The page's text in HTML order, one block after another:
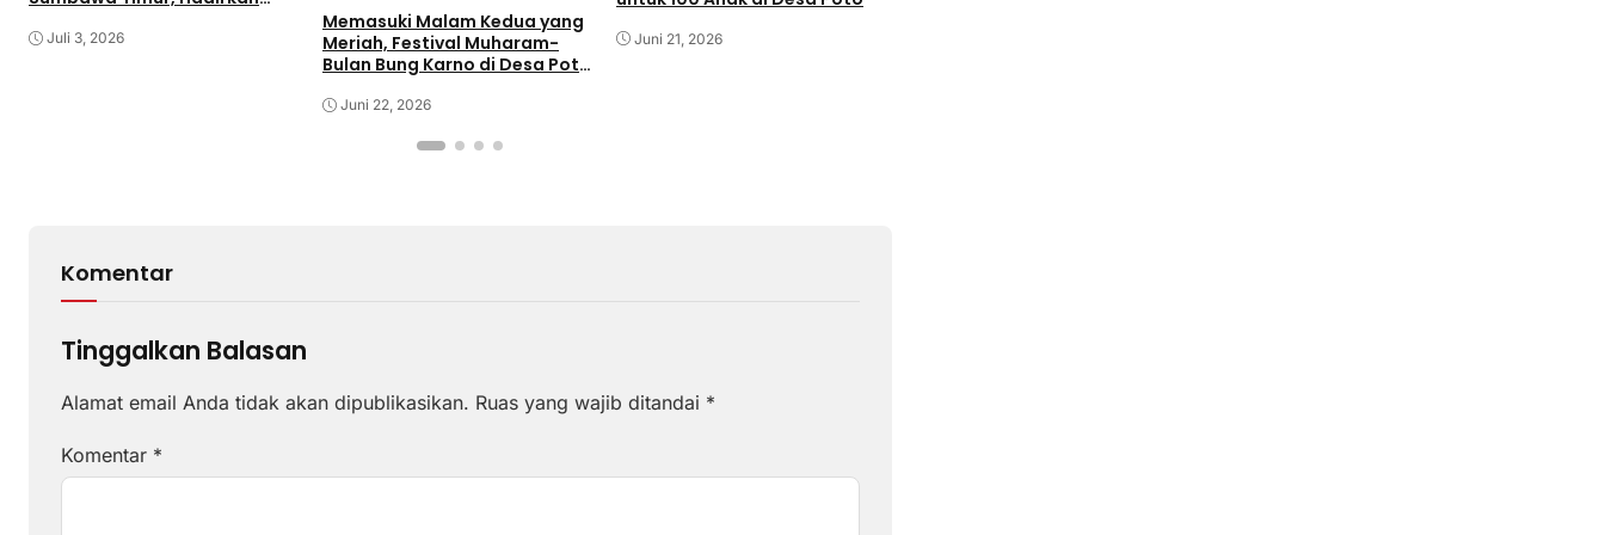
Rakyat
Juli 3, 2026
Memasuki Malam Kedua yang
Meriah, Festival Muharam-
Bulan Bung Karno di Desa Poto
Kebudayaan Sumbawa
Juni 22, 2026
Juni 21, 2026
Komentar
Tinggalkan Balasan
Alamat email Anda tidak akan dipublikasikan. Ruas yang wajib ditandai *
Komentar *